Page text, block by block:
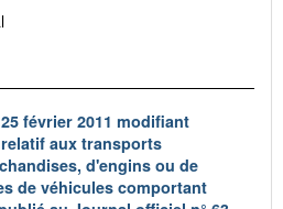
février 2011 modifiant
aux transports
d'engins ou de
de véhicules comportant